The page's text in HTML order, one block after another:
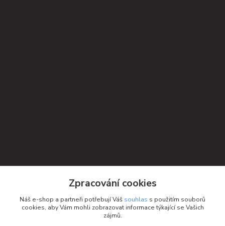
+420 732 552 122
Zpracování cookies
Náš e-shop a partneři potřebují Váš souhlas s použitím souborů
cookies, aby Vám mohli zobrazovat informace týkající se Vašich
zájmů.